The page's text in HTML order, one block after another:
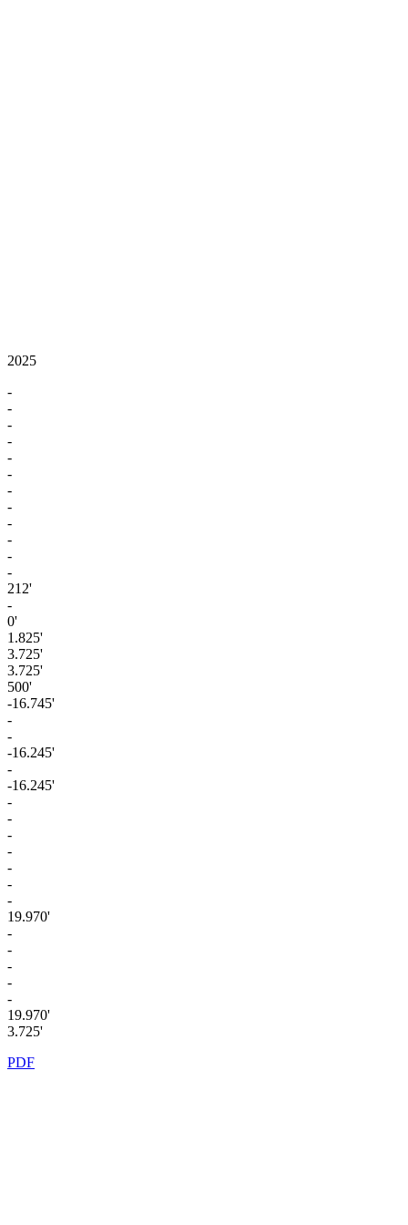
2025
-
-
-
-
-
-
-
-
-
-
-
-
212'
-
0'
1.825'
3.725'
3.725'
500'
-16.745'
-
-
-16.245'
-
-16.245'
-
-
-
-
-
-
-
19.970'
-
-
-
-
-
19.970'
3.725'
PDF